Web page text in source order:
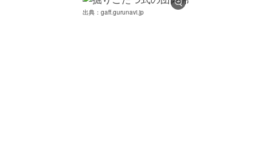
出典：gaff.gurunavi.jp